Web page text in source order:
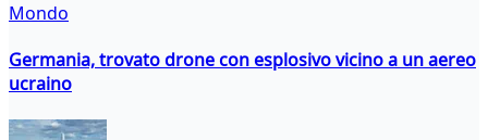
Mondo
Germania, trovato drone con esplosivo vicino a un aereo
ucraino